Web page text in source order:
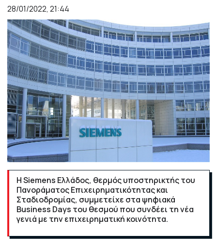
28/01/2022, 21:44
Η Siemens Ελλάδος, θερμός υποστηρικτής του
Πανοράματος Επιχειρηματικότητας και
Σταδιοδρομίας, συμμετείχε στα ψηφιακά
Business Days του θεσμού που συνδέει τη νέα
γενιά με την επιχειρηματική κοινότητα.